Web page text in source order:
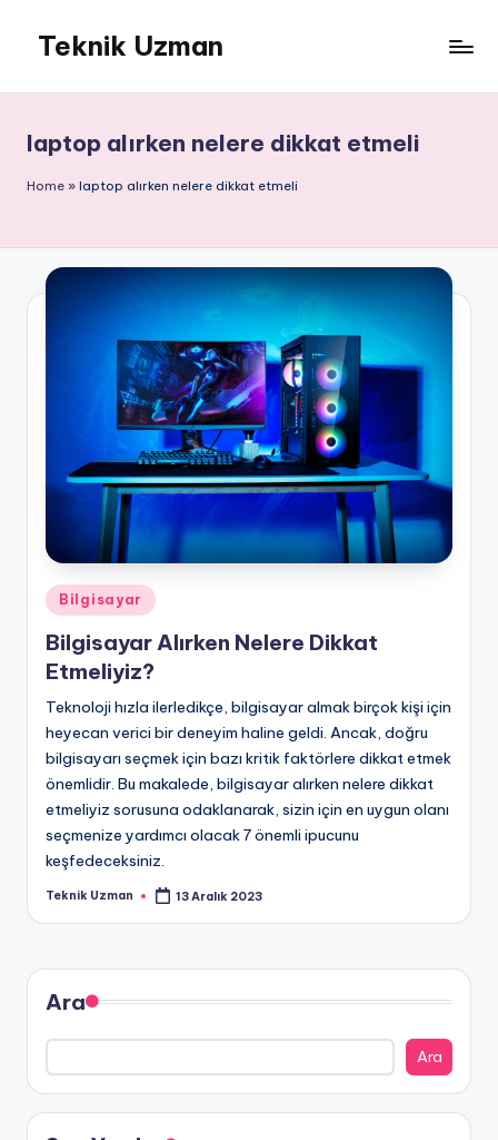
content
Teknik Uzman
laptop alırken nelere dikkat etmeli
Home » laptop alırken nelere dikkat etmeli
Posted
in
Bilgisayar
Bilgisayar Alırken Nelere Dikkat
Etmeliyiz?
Teknoloji hızla ilerledikçe, bilgisayar almak birçok kişi için
heyecan verici bir deneyim haline geldi. Ancak, doğru
bilgisayarı seçmek için bazı kritik faktörlere dikkat etmek
önemlidir. Bu makalede, bilgisayar alırken nelere dikkat
etmeliyiz sorusuna odaklanarak, sizin için en uygun olanı
seçmenize yardımcı olacak 7 önemli ipucunu
keşfedeceksiniz.
Posted
Teknik Uzman 13 Aralık 2023
Ara
Ara